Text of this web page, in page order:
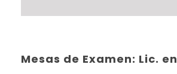
Mesas de Examen: Lic. en